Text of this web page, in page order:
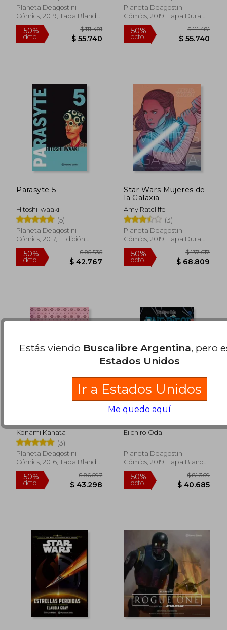
50%
dcto. $ 47.813
50%
dcto. $
Planeta Deagostini
Cómics, 2019, Tapa Blanda,
Nuevo
50% $ 111.481
Planeta Deagostini
Cómics, 2019, Tapa Dura,
Nuevo
50% $
Parasyte 5
Hitoshi Iwaaki
(5)
Planeta Deagostini
Cómics, 2017, 1 Edición,
Tapa Blanda, Nuevo
Star Wars Mujeres de
la Galaxia
Amy Ratcliffe
(3)
Planeta Deagostini
Cómics, 2019, Tapa Dura,
Nuevo
Konami Kanata
(3)
Planeta Deagostini
Cómics, 2016, Tapa Blanda,
Nuevo
One Piece nº 89
Eiichiro Oda
Planeta Deagostini
Cómics, 2019, Tapa Blanda,
Nuevo
Estás viendo Buscalibre Argentina, pero
Estados Unidos
Ir a Estados Unidos
Me quedo aquí